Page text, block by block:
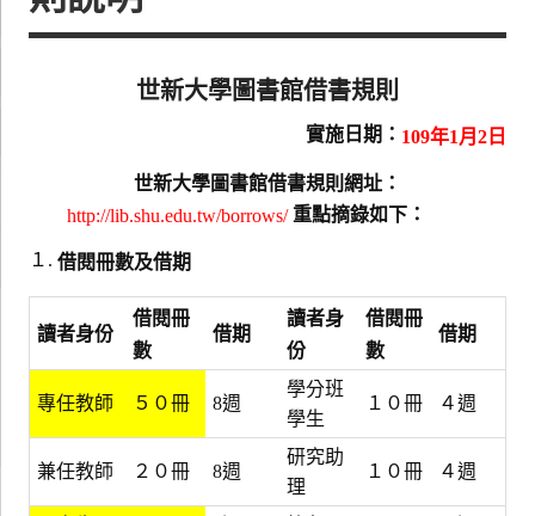
世新大學圖書館借書規則
實施日期： 109年1月2日
世新大學圖書館借書規則網址：
http://lib.shu.edu.tw/borrows/ 重點摘錄如下：
１. 借閱冊數及借期
讀者身份
借閱冊
數
借期
讀者身
份
借閱冊
數
借期
專任教師 ５０冊 8週
學分班
學生
１０冊 ４週
兼任教師 ２０冊 8週
研究助
理
１０冊 ４週